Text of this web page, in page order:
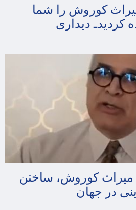
کوروش را شما
کردیدـ دیداری
میراث کوروش، ساختن
در جهان